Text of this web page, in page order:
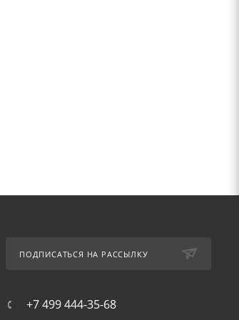
ПОДПИСАТЬСЯ НА РАССЫЛКУ
+7 499 444-35-68